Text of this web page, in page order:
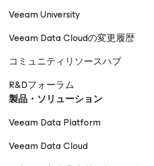
Veeam University
Veeam Data Cloudの変更履歴
コミュニティリソースハブ
R&Dフォーラム
製品・ソリューション
Veeam Data Platform
Veeam Data Cloud